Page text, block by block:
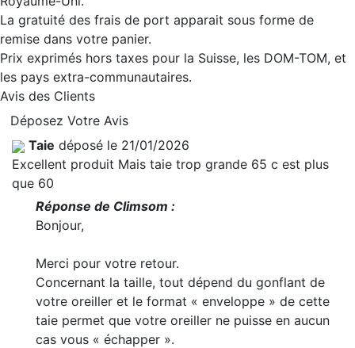
La gratuité des frais de port apparait sous forme de
remise dans votre panier.
Prix exprimés hors taxes pour la Suisse, les DOM-TOM, et
les pays extra-communautaires.
Avis des Clients
Déposez Votre Avis
Taie déposé le 21/01/2026
Excellent produit Mais taie trop grande 65 c est plus
que 60
Réponse de Climsom :
Bonjour,
Merci pour votre retour.
Concernant la taille, tout dépend du gonflant de
votre oreiller et le format « enveloppe » de cette
taie permet que votre oreiller ne puisse en aucun
cas vous « échapper ».